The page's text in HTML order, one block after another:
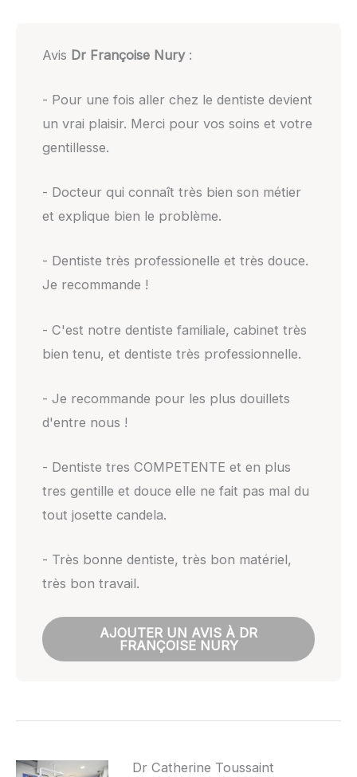
Avis Dr Françoise Nury:
- Pour une fois aller chez le dentiste devient
un vrai plaisir. Merci pour vos soins et votre
gentillesse.
- Docteur qui connaît très bien son métier
et explique bien le problème.
- Dentiste très professionelle et très douce.
Je recommande !
- C'est notre dentiste familiale, cabinet très
bien tenu, et dentiste très professionnelle.
- Je recommande pour les plus douillets
d'entre nous !
- Dentiste tres COMPETENTE et en plus
tres gentille et douce elle ne fait pas mal du
tout josette candela.
- Très bonne dentiste, très bon matériel,
très bon travail.
AJOUTER UN AVIS À DR
FRANÇOISE NURY
Dr Catherine Toussaint